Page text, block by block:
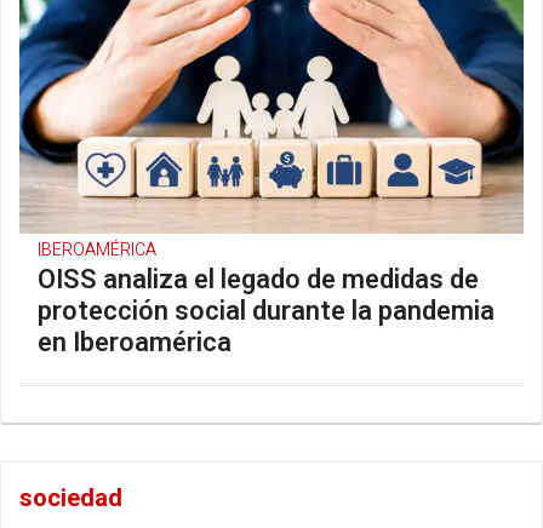
IBEROAMÉRICA
OISS analiza el legado de medidas de
protección social durante la pandemia
en Iberoamérica
sociedad